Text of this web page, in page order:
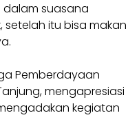
dalam suasana
setelah itu bisa makan
Pemberdayaan
mengapresiasi
kegiatan